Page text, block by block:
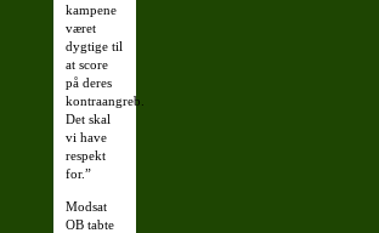
kampene
været
dygtige til
at score
på deres
kontraangreb.
Det skal
vi have
respekt
for.”
Modsat
OB tabte